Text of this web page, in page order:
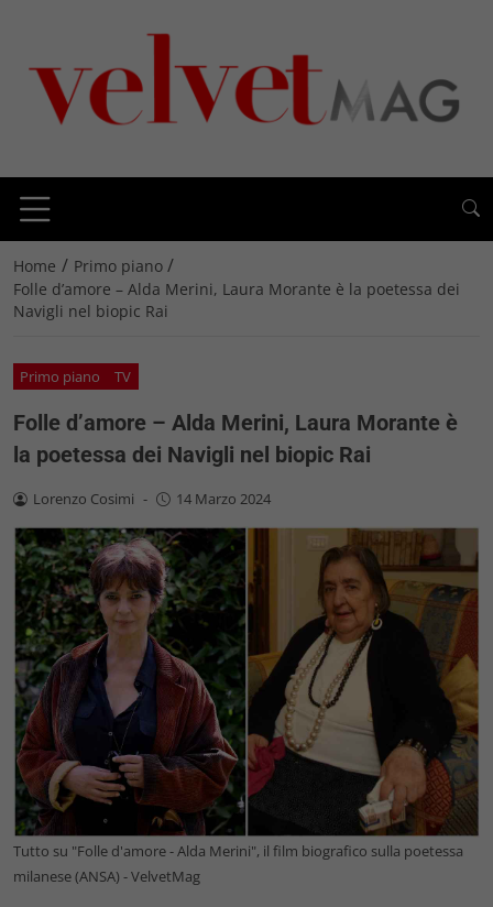
Home / Primo piano /
Folle d’amore – Alda Merini, Laura Morante è la poetessa dei
Navigli nel biopic Rai
Primo piano TV
Folle d’amore – Alda Merini, Laura Morante è
la poetessa dei Navigli nel biopic Rai
Lorenzo Cosimi - 14 Marzo 2024
Tutto su "Folle d'amore - Alda Merini", il film biografico sulla poetessa
milanese (ANSA) - VelvetMag